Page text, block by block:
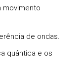
movimento
de ondas.
quântica e os